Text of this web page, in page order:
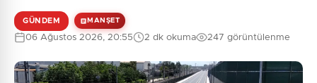
GÜNDEM MANŞET
06 Ağustos 2026, 20:55 2 dk okuma 247 görüntülenme